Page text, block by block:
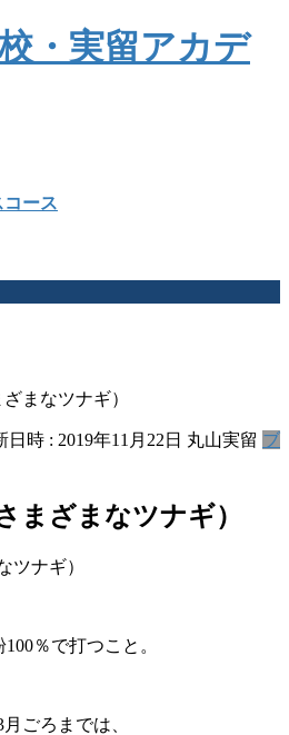
コース
まなツナギ）
日時 : 2019年11月22日 丸山実留 ブ
まざまなツナギ）
ツナギ）
％で打つこと。
ごろまでは、